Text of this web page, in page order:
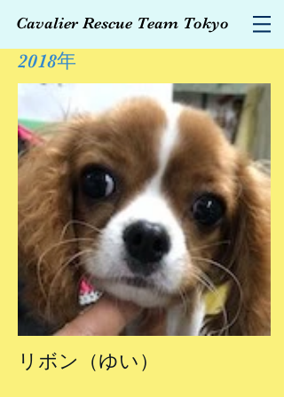
Cavalier Rescue Team Tokyo
2018年
リボン（ゆい）